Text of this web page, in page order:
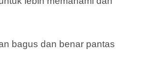
bagus dan benar pantas